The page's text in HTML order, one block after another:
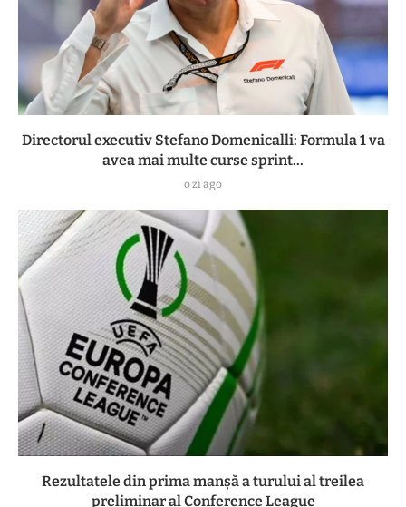
Directorul executiv Stefano Domenicalli: Formula 1 va
avea mai multe curse sprint...
o zi ago
Rezultatele din prima manşă a turului al treilea
preliminar al Conference League